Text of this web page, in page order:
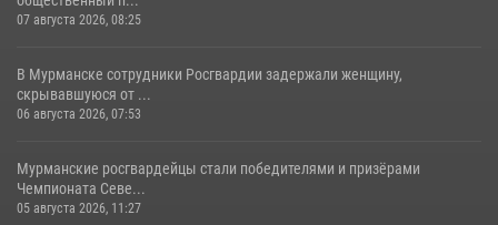
07 августа 2026, 08:25
В Мурманске сотрудники Росгвардии задержали женщину,
скрывавшуюся от ...
06 августа 2026, 07:53
Мурманские росгвардейцы стали победителями и призёрами
Чемпионата Севе...
05 августа 2026, 11:27